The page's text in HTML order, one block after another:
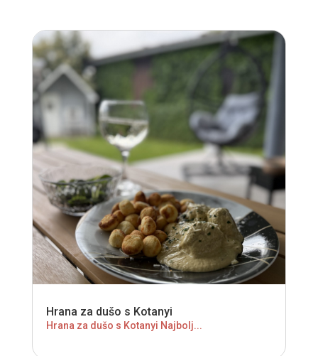
Hrana za dušo s Kotanyi
Hrana za dušo s Kotanyi Najbolj...